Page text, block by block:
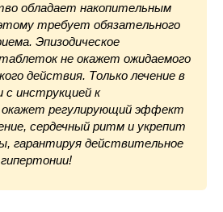
обладает накопительным
требует обязательного
Эпизодическое
не окажет ожидаемого
действия. Только лечение в
инструкцией к
регулирующий эффект
сердечный ритм и укрепит
гарантируя действительное